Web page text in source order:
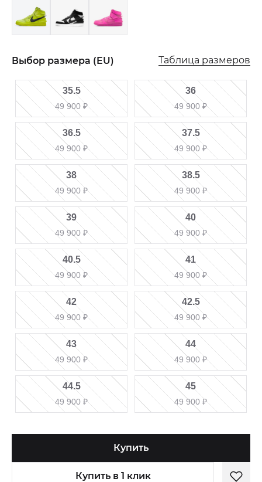
Выбор размера (EU) Таблица размеров
35.5
49 900 ₽
36
49 900 ₽
36.5
49 900 ₽
37.5
49 900 ₽
38
49 900 ₽
38.5
49 900 ₽
39
49 900 ₽
40
49 900 ₽
40.5
49 900 ₽
41
49 900 ₽
42
49 900 ₽
42.5
49 900 ₽
43
49 900 ₽
44
49 900 ₽
44.5
49 900 ₽
45
49 900 ₽
Купить
Купить в 1 клик